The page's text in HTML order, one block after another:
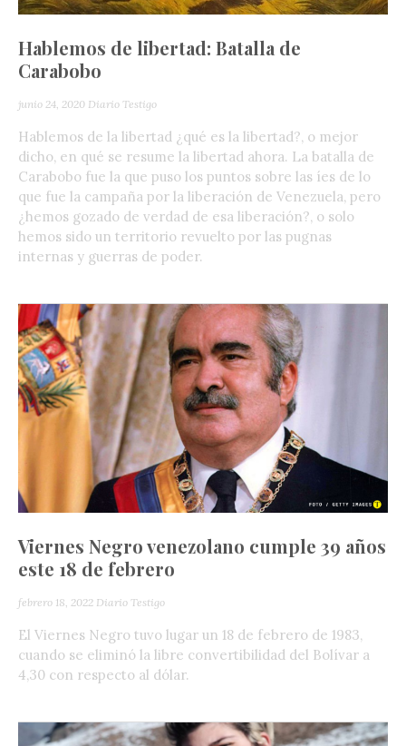
Hablemos de libertad: Batalla de
Carabobo
junio 24, 2020 Diario Testigo
Hablemos de la libertad ¿qué es la libertad?, o mejor
dicho, en qué se resume la libertad ahora. La batalla de
Carabobo fue la que puso los puntos sobre las íes de lo
que fue la campaña por la liberación de Venezuela, pero
¿hemos gozado de verdad de esa liberación?, o solo
hemos sido un territorio revuelto por las pugnas
internas y guerras de poder.
Viernes Negro venezolano cumple 39 años
este 18 de febrero
febrero 18, 2022 Diario Testigo
El Viernes Negro tuvo lugar un 18 de febrero de 1983,
cuando se eliminó la libre convertibilidad del Bolívar a
4,30 con respecto al dólar.